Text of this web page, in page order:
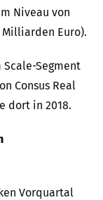
Niveau von
Milliarden Euro).
Segment
Consus Real
dort in 2018.
Vorquartal